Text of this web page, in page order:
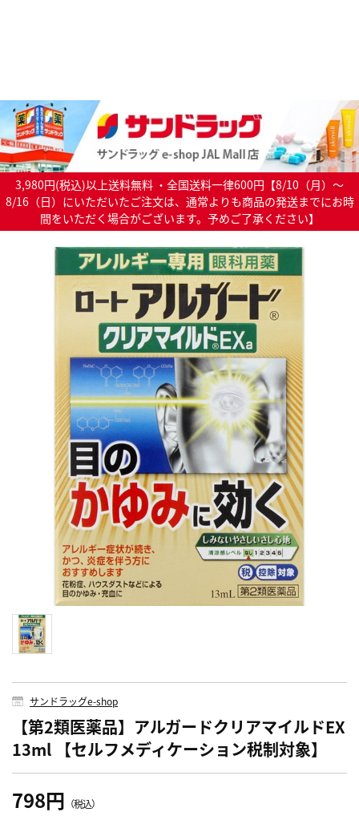
3,980円(税込)以上送料無料 ・全国送料一律600円【8/10（月）～
8/16（日）にいただいたご注文は、通常よりも商品の発送までにお時
間をいただく場合がございます。予めご了承ください】
サンドラッグe-shop
【第2類医薬品】アルガードクリアマイルドEX
13ml 【セルフメディケーション税制対象】
798円 （税込）